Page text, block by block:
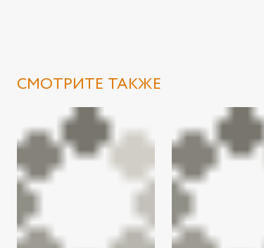
СМОТРИТЕ ТАКЖЕ